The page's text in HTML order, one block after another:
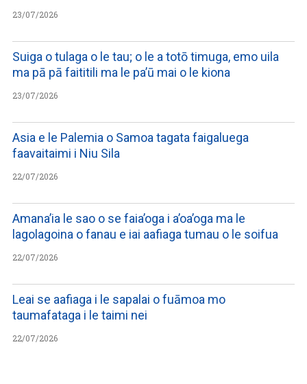
23/07/2026
Suiga o tulaga o le tau; o le a totō timuga, emo uila
ma pā pā faititili ma le pa’ū mai o le kiona
23/07/2026
Asia e le Palemia o Samoa tagata faigaluega
faavaitaimi i Niu Sila
22/07/2026
Amana’ia le sao o se faia’oga i a’oa’oga ma le
lagolagoina o fanau e iai aafiaga tumau o le soifua
22/07/2026
Leai se aafiaga i le sapalai o fuāmoa mo
taumafataga i le taimi nei
22/07/2026